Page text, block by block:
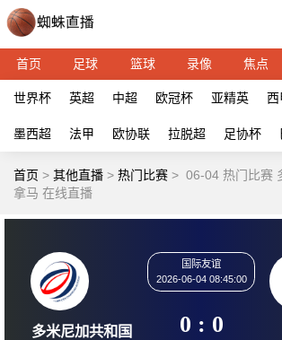
首页 足球 篮球 录像 焦点
世界杯 英超 中超 欧冠杯 亚精英 西
墨西超 法甲 欧协联 拉脱超 足协杯
首页 > 其他直播 > 热门比赛 > 06-04 热门比赛
拿马 在线直播
国际友谊